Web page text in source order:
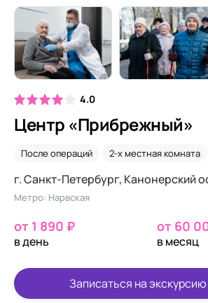
4.0
Центр «Прибрежный»
После операций 2-х местная комната
г. Санкт-Петербург, Канонерский
Метро: Нарвская
от 1 890 ₽
в день
от 60
в месяц
Записаться на экскурсию